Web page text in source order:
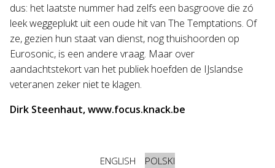
dus: het laatste nummer had zelfs een basgroove die zó
leek weggeplukt uit een oude hit van The Temptations. Of
ze, gezien hun staat van dienst, nog thuishoorden op
Eurosonic, is een andere vraag. Maar over
aandachtstekort van het publiek hoefden de IJslandse
veteranen zeker niet te klagen.
Dirk Steenhaut, www.focus.knack.be
ENGLISH POLSKI